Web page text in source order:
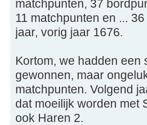
matchpunten, 37
11 matchpunten en ...
jaar, vorig jaar 1676.
Kortom, we hadden een
gewonnen, maar
matchpunten. Volgend
dat moeilijk worden met
ook Haren 2.